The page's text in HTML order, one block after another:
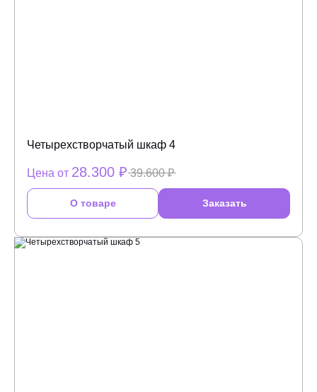
Четырехстворчатый шкаф 4
Цена от 28.300 ₽ 39.600 ₽
О товаре Заказать